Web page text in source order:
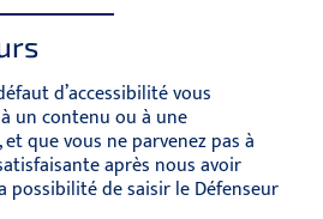
d’accessibilité vous
un contenu ou à une
que vous ne parvenez pas à
après nous avoir
possibilité de saisir le Défenseur